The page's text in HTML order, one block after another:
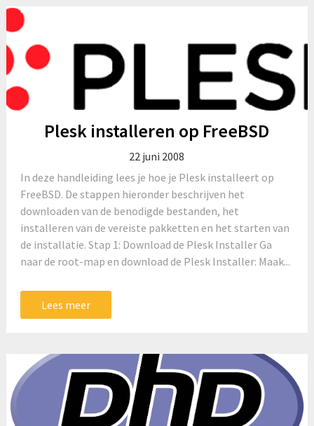
Plesk installeren op FreeBSD
22 juni 2008
In deze handleiding lees je hoe je Plesk installeert op
FreeBSD. De stappen hieronder beschrijven het
downloaden van de benodigde bestanden, het
installeren van de vereiste pakketten en het starten van
de installatie. Stap 1: Download de Plesk Installer Ga
naar de root-map en download de Plesk Installer: Maak...
Lees meer